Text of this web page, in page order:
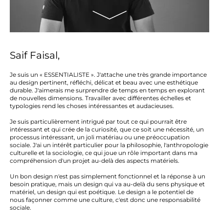
Saif Faisal,
Je suis un « ESSENTIALISTE ». J'attache une très grande importance
au design pertinent, réfléchi, délicat et beau avec une esthétique
durable. J'aimerais me surprendre de temps en temps en explorant
de nouvelles dimensions. Travailler avec différentes échelles et
typologies rend les choses intéressantes et audacieuses.
Je suis particulièrement intrigué par tout ce qui pourrait être
intéressant et qui crée de la curiosité, que ce soit une nécessité, un
processus intéressant, un joli matériau ou une préoccupation
sociale. J'ai un intérêt particulier pour la philosophie, l'anthropologie
culturelle et la sociologie, ce qui joue un rôle important dans ma
compréhension d'un projet au-delà des aspects matériels.
Un bon design n'est pas simplement fonctionnel et la réponse à un
besoin pratique, mais un design qui va au-delà du sens physique et
matériel, un design qui est poétique. Le design a le potentiel de
nous façonner comme une culture, c'est donc une responsabilité
sociale.